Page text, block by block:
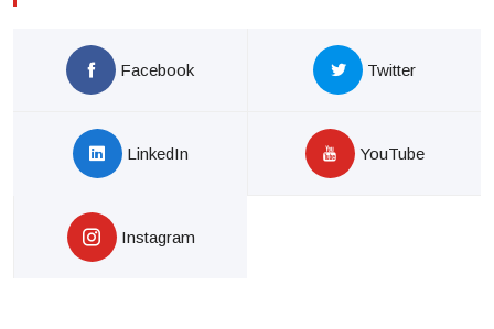
Facebook Twitter
LinkedIn YouTube
Instagram